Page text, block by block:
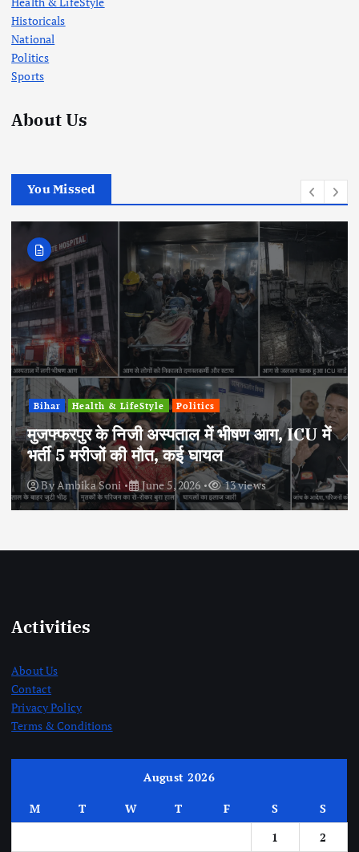
Historicals
National
Politics
Sports
About Us
You Missed
Bihar Health & LifeStyle Politics
मुजफ्फरपुर के निजी अस्पताल में भीषण आग, ICU में
भर्ती 5 मरीजों की मौत, कई घायल
By Ambika Soni June 5, 2026 13 views
Activities
About Us
Contact
Privacy Policy
Terms & Conditions
August 2026
M T W T F S
S
1
2